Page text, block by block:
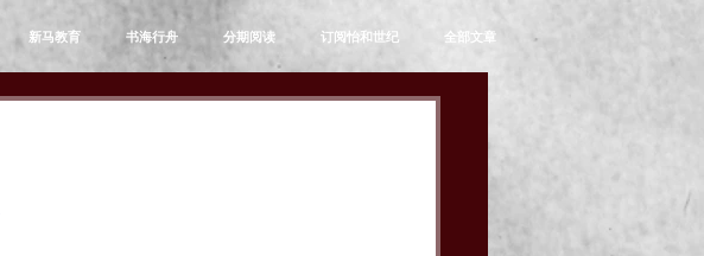
新马教育 书海行舟 分期阅读 订阅怡和世纪 全部文章